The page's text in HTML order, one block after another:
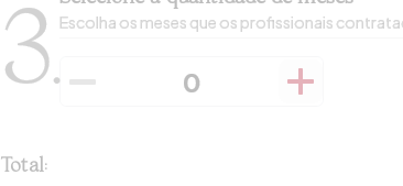
3.Escolha os meses que os profissionais
Total: